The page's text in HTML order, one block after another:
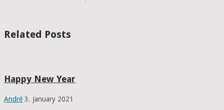
Related Posts
Happy New Year
André 3. January 2021